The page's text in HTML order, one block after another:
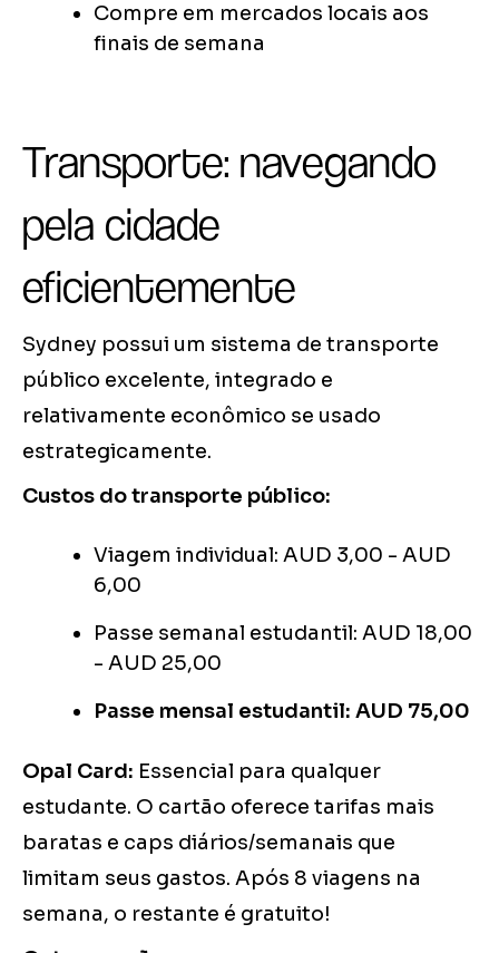
Compre em mercados locais aos
finais de semana
Transporte: navegando
pela cidade
eficientemente
Sydney possui um sistema de transporte
público excelente, integrado e
relativamente econômico se usado
estrategicamente.
Custos do transporte público:
Viagem individual: AUD 3,00 - AUD
6,00
Passe semanal estudantil: AUD 18,00
- AUD 25,00
Passe mensal estudantil: AUD 75,00
Opal Card: Essencial para qualquer
estudante. O cartão oferece tarifas mais
baratas e caps diários/semanais que
limitam seus gastos. Após 8 viagens na
semana, o restante é gratuito!